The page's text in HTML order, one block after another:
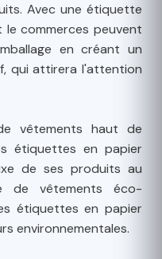
Avec une étiquette
le commerces peuvent
en créant un
qui attirera l'attention
vêtements haut de
étiquettes en papier
de ses produits au
de vêtements éco-
étiquettes en papier
environnementales.